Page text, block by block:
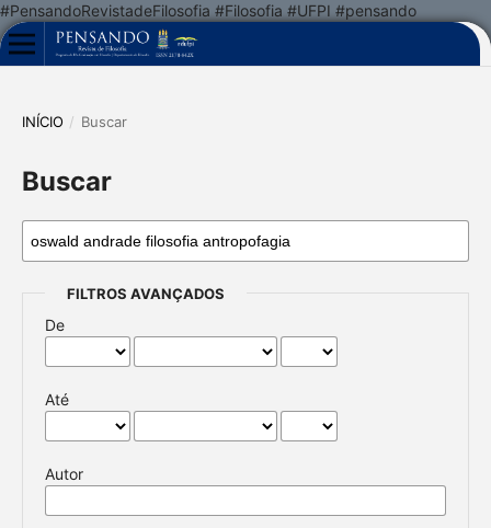
#PensandoRevistadeFilosofia #Filosofia #UFPI #pensando
INÍCIO / Buscar
Buscar
FILTROS AVANÇADOS
De
Até
Autor